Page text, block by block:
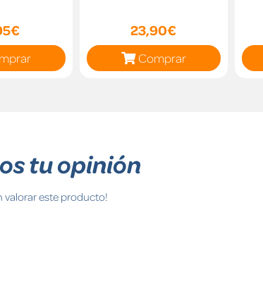
23,90€
Comprar
tu opinión
valorar este producto!